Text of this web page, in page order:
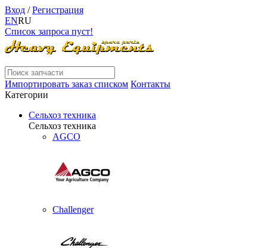
Вход /Регистрация
ENRU
Список запроса пуст!
Импортировать заказ списком Контакты
Категории
Сельхоз техника
Сельхоз техника
AGCO
Challenger